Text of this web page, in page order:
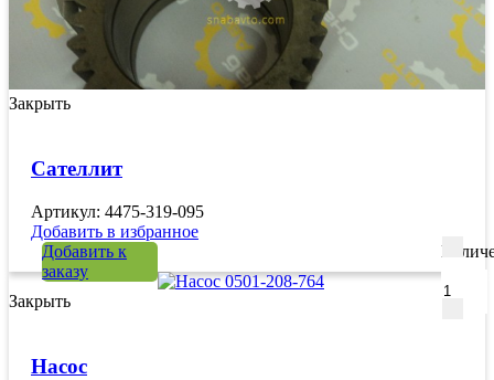
Закрыть
Сателлит
Артикул: 4475-319-095
Добавить в избранное
Добавить к
заказу
Закрыть
Насос